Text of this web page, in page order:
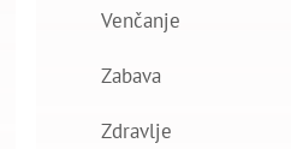
Venčanje
Zabava
Zdravlje